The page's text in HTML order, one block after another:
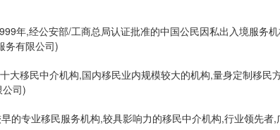
年,经公安部/工商总局认证批准的中国公民因私出入境服务
务有限公司)
大移民中介机构,国内移民业内规模较大的机构,量身定制移民
司)
的专业移民服务机构,较具影响力的移民中介机构,行业领先者